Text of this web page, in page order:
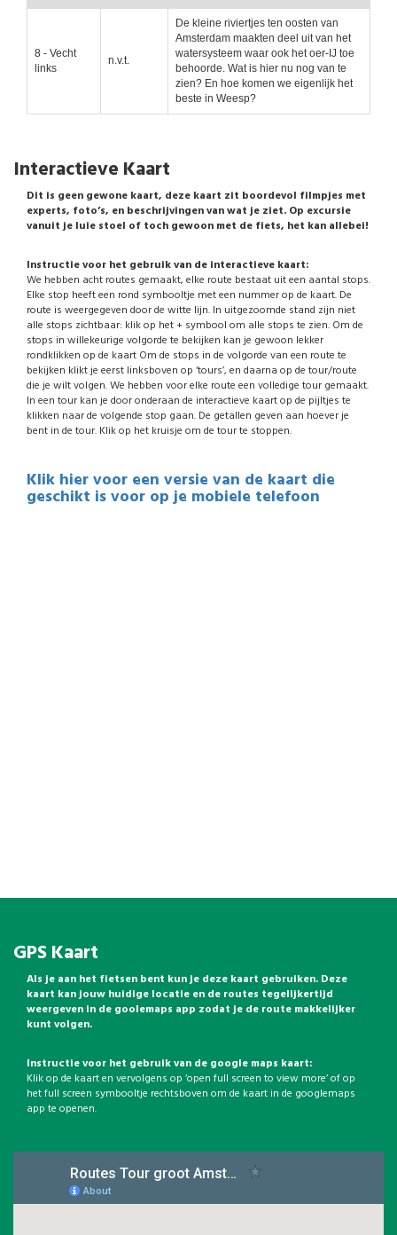
8 - Vecht
links
n.v.t.
De kleine riviertjes ten oosten van
Amsterdam maakten deel uit van het
watersysteem waar ook het oer-IJ toe
behoorde. Wat is hier nu nog van te
zien? En hoe komen we eigenlijk het
beste in Weesp?
Interactieve Kaart
Dit is geen gewone kaart, deze kaart zit boordevol filmpjes met
experts, foto’s, en beschrijvingen van wat je ziet. Op excursie
vanuit je luie stoel of toch gewoon met de fiets, het kan allebei!
Instructie voor het gebruik van de interactieve kaart:
We hebben acht routes gemaakt, elke route bestaat uit een aantal stops.
Elke stop heeft een rond symbooltje met een nummer op de kaart. De
route is weergegeven door de witte lijn. In uitgezoomde stand zijn niet
alle stops zichtbaar: klik op het + symbool om alle stops te zien. Om de
stops in willekeurige volgorde te bekijken kan je gewoon lekker
rondklikken op de kaart Om de stops in de volgorde van een route te
bekijken klikt je eerst linksboven op ‘tours’, en daarna op de tour/route
die je wilt volgen. We hebben voor elke route een volledige tour gemaakt.
In een tour kan je door onderaan de interactieve kaart op de pijltjes te
klikken naar de volgende stop gaan. De getallen geven aan hoever je
bent in de tour. Klik op het kruisje om de tour te stoppen.
Klik hier voor een versie van de kaart die
geschikt is voor op je mobiele telefoon
GPS Kaart
Als je aan het fietsen bent kun je deze kaart gebruiken. Deze
kaart kan jouw huidige locatie en de routes tegelijkertijd
weergeven in de goolemaps app zodat je de route makkelijker
kunt volgen.
Instructie voor het gebruik van de google maps kaart:
Klik op de kaart en vervolgens op ‘open full screen to view more’ of op
het full screen symbooltje rechtsboven om de kaart in de googlemaps
app te openen.